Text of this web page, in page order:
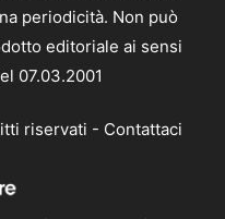
periodicità. Non può
editoriale ai sensi
07.03.2001
riservati - Contattaci